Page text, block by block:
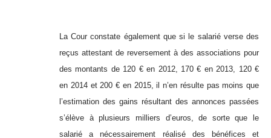
La Cour constate également que si le salarié verse des
reçus attestant de reversement à des associations pour
des montants de 120 € en 2012, 170 € en 2013, 120 €
en 2014 et 200 € en 2015, il n’en résulte pas moins que
l’estimation des gains résultant des annonces passées
s’élève à plusieurs milliers d’euros, de sorte que le
salarié a nécessairement réalisé des bénéfices et